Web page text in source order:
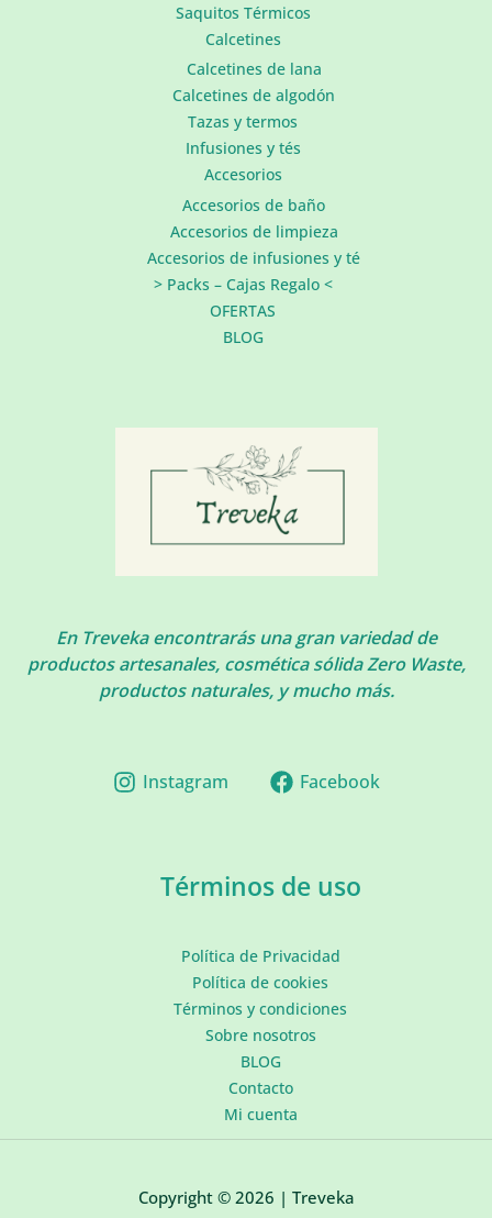
Saquitos Térmicos
Calcetines
Calcetines de lana
Calcetines de algodón
Tazas y termos
Infusiones y tés
Accesorios
Accesorios de baño
Accesorios de limpieza
Accesorios de infusiones y té
> Packs – Cajas Regalo <
OFERTAS
BLOG
En Treveka encontrarás una gran variedad de
productos artesanales, cosmética sólida Zero Waste,
productos naturales, y mucho más.
Instagram Facebook
Términos de uso
Política de Privacidad
Política de cookies
Términos y condiciones
Sobre nosotros
BLOG
Contacto
Mi cuenta
Copyright © 2026 | Treveka